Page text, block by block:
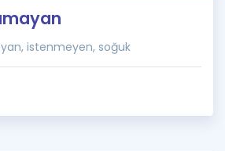
istenmeyen, soğuk